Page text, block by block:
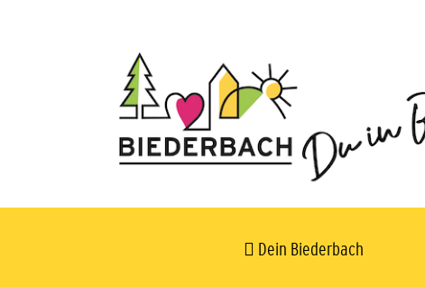
Dein Biederbach